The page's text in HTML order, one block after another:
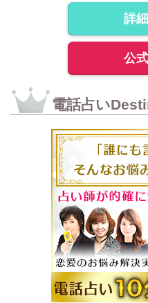
詳
公
電話占い